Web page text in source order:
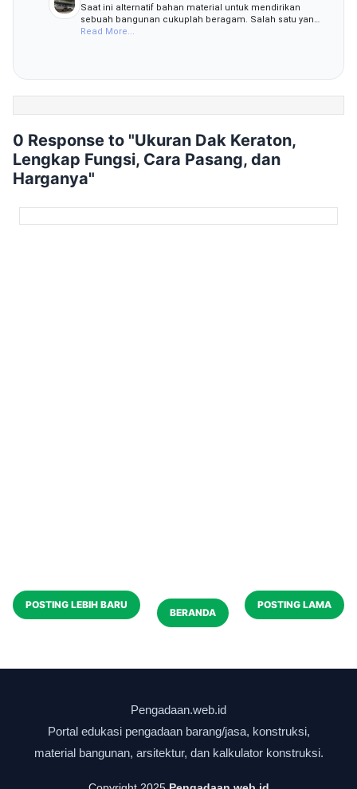
Saat ini alternatif bahan material untuk mendirikan
sebuah bangunan cukuplah beragam. Salah satu yan…
Read More...
0 Response to "Ukuran Dak Keraton,
Lengkap Fungsi, Cara Pasang, dan
Harganya"
POSTING LEBIH BARU POSTING LAMA
BERANDA